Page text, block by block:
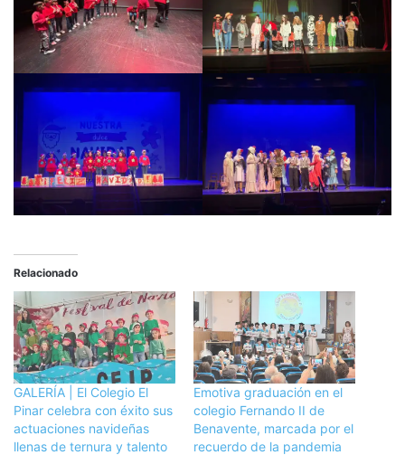
Relacionado
GALERÍA | El Colegio El
Pinar celebra con éxito sus
actuaciones navideñas
llenas de ternura y talento
Emotiva graduación en el
colegio Fernando II de
Benavente, marcada por el
recuerdo de la pandemia